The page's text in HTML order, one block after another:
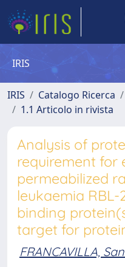
IRIS
IRIS Catalogo Ricerca
1.1 Articolo in rivista
Analysis of
requirement for
permeabilized
leukaemia RBL-
binding
target for
FRANCAVILLA,